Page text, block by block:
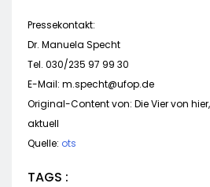
Pressekontakt:
Dr. Manuela Specht
Tel. 030/235 97 99 30
E-Mail: m.specht@ufop.de
Original-Content von: Die Vier von
aktuell
Quelle: ots
TAGS :